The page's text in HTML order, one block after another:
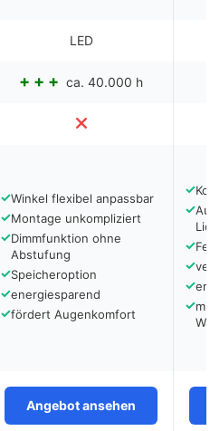
LED
ca. 40.000 h
✓Winkel flexibel anpassbar
✓Montage unkompliziert
✓Dimmfunktion ohne
Abstufung
✓Speicheroption
✓energiesparend
✓fördert Augenkomfort
✓
✓
✓
✓
✓
✓
Angebot ansehen